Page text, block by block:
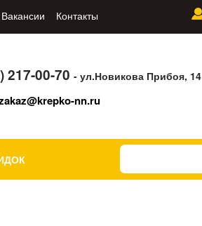
Вакансии Контакты
217-00-70- ул.Новикова Прибоя, 14
nn.ru